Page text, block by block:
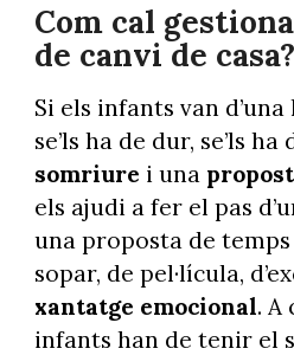
Com cal
de canvi de casa?
Si els infants van
se’ls ha de dur, se’ls ha
somriure i una
els ajudi a fer el pas
una proposta de
sopar, de pel·lícula,
xantatge emocional. A
infants han de tenir el